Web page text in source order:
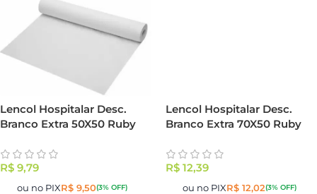
Lencol Hospitalar Desc.
Branco Extra 50X50 Ruby
R$ 9,79
ou no PIXR$ 9,50(3% OFF)
Lencol Hospitalar Desc.
Branco Extra 70X50 Ruby
R$ 12,39
ou no PIXR$ 12,02(3% OFF)